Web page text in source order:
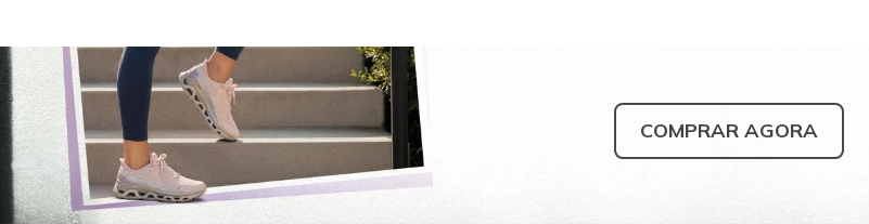
COMPRAR AGORA